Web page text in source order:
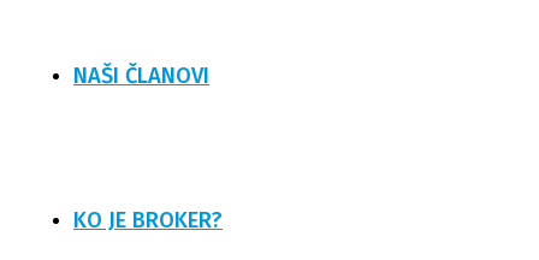
NAŠI ČLANOVI
KO JE BROKER?